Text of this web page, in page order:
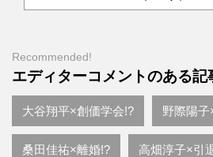
Recommended!
エディターコメントのある記
大谷翔平×創価学会!? 野際陽
桑田佳祐×離婚!? 高畑淳子×引